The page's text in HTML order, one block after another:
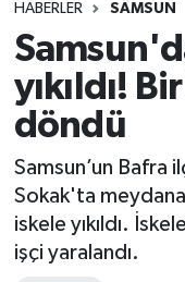
HABERLER SAMSUN
yıkıldı!
döndü
Samsun’un Bafra
Sokak'ta
iskele yıkıldı.
işçi yaralandı.
Sokak
Genel
Dünya
Sağlık
Samsun
Samsun
Süper Lig
Tüm
Son Dakika